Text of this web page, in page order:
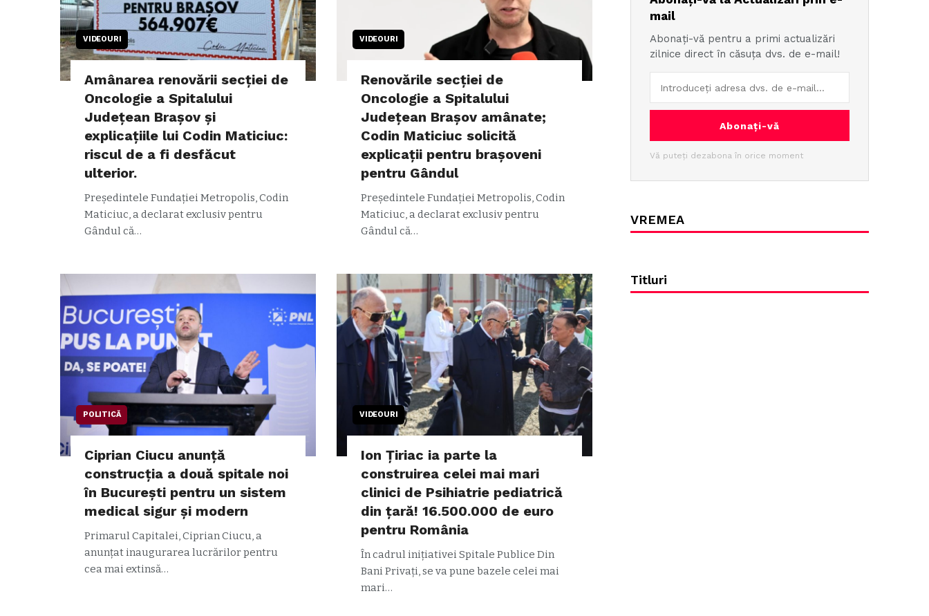
VIDEOURI
Amânarea renovării secției de
Oncologie a Spitalului
Județean Brașov și
explicațiile lui Codin Maticiuc:
riscul de a fi desfăcut
ulterior.
Președintele Fundației Metropolis, Codin
Maticiuc, a declarat exclusiv pentru
Gândul că…
VIDEOURI
Renovările secției de
Oncologie a Spitalului
Județean Brașov amânate;
Codin Maticiuc solicită
explicații pentru brașoveni
pentru Gândul
Președintele Fundației Metropolis, Codin
Maticiuc, a declarat exclusiv pentru
Gândul că…
POLITICĂ
Ciprian Ciucu anunță
construcția a două spitale noi
în București pentru un sistem
medical sigur și modern
Primarul Capitalei, Ciprian Ciucu, a
anunțat inaugurarea lucrărilor pentru
cea mai extinsă…
VIDEOURI
Ion Țiriac ia parte la
construirea celei mai mari
clinici de Psihiatrie pediatrică
din țară! 16.500.000 de euro
pentru România
În cadrul inițiativei Spitale Publice Din
Bani Privați, se va pune bazele celei mai
mari…
mail
Abonați-vă pentru a primi actualizări
zilnice direct în căsuța dvs. de e-mail!
Abonați-vă
Vă puteți dezabona în orice moment
VREMEA
Titluri